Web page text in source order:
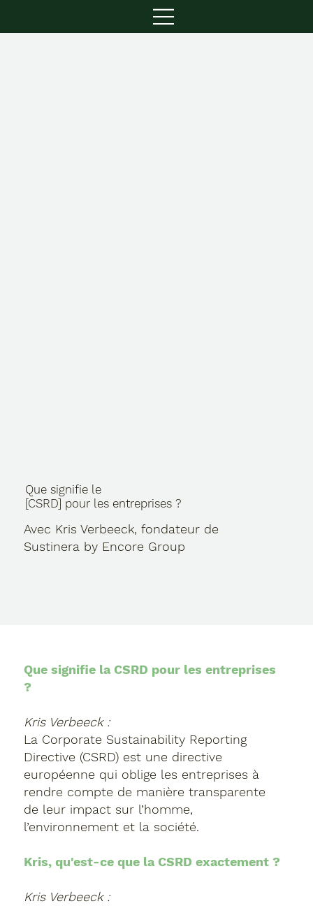
Que signifie le
[CSRD] pour les entreprises ?
Avec Kris Verbeeck, fondateur de
Sustinera by Encore Group
Que signifie la CSRD pour les entreprises
?
Kris Verbeeck :
La Corporate Sustainability Reporting
Directive (CSRD) est une directive
européenne qui oblige les entreprises à
rendre compte de manière transparente
de leur impact sur l’homme,
l’environnement et la société.
Kris, qu'est-ce que la CSRD exactement ?
Kris Verbeeck :